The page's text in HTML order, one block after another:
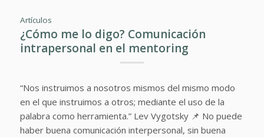
Artículos
¿Cómo me lo digo? Comunicación
intrapersonal en el mentoring
“Nos instruimos a nosotros mismos del mismo modo
en el que instruimos a otros; mediante el uso de la
palabra como herramienta.” Lev Vygotsky 📌 No puede
haber buena comunicación interpersonal, sin buena